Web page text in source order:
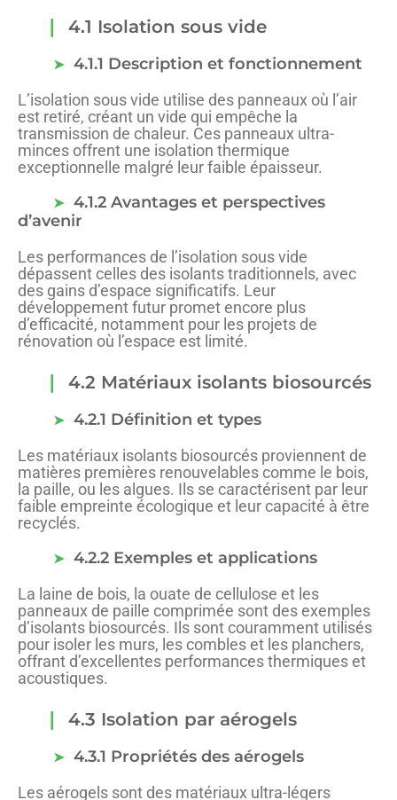
4.1 Isolation sous vide
4.1.1 Description et fonctionnement
L’isolation sous vide utilise des panneaux où l’air
est retiré, créant un vide qui empêche la
transmission de chaleur. Ces panneaux ultra-
minces offrent une isolation thermique
exceptionnelle malgré leur faible épaisseur.
4.1.2 Avantages et perspectives
d’avenir
Les performances de l’isolation sous vide
dépassent celles des isolants traditionnels, avec
des gains d’espace significatifs. Leur
développement futur promet encore plus
d’efficacité, notamment pour les projets de
rénovation où l’espace est limité.
4.2 Matériaux isolants biosourcés
4.2.1 Définition et types
Les matériaux isolants biosourcés proviennent de
matières premières renouvelables comme le bois,
la paille, ou les algues. Ils se caractérisent par leur
faible empreinte écologique et leur capacité à être
recyclés.
4.2.2 Exemples et applications
La laine de bois, la ouate de cellulose et les
panneaux de paille comprimée sont des exemples
d’isolants biosourcés. Ils sont couramment utilisés
pour isoler les murs, les combles et les planchers,
offrant d’excellentes performances thermiques et
acoustiques.
4.3 Isolation par aérogels
4.3.1 Propriétés des aérogels
Les aérogels sont des matériaux ultra-légers